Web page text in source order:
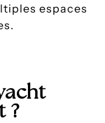
espaces
?